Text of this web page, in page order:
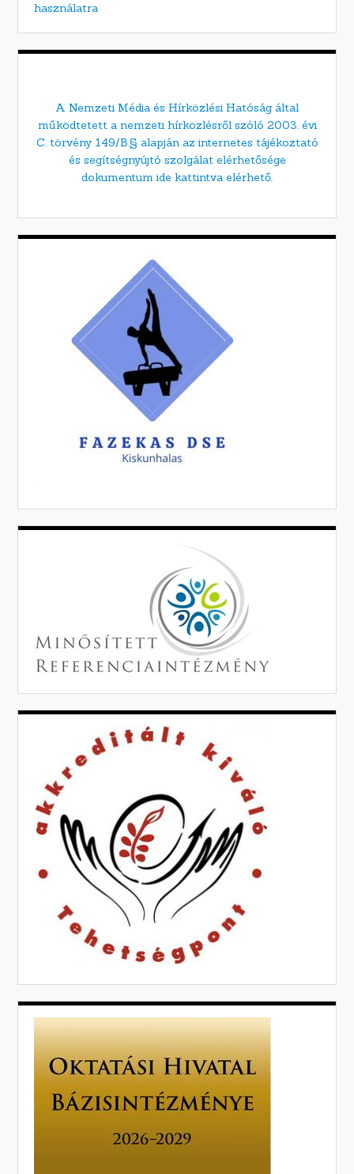
használatra
A Nemzeti Média és Hírközlési Hatóság által
működtetett a nemzeti hírközlésről szóló 2003. évi
C. törvény 149/B.§ alapján az internetes tájékoztató
és segítségnyújtó szolgálat elérhetősége
dokumentum ide kattintva elérhető.